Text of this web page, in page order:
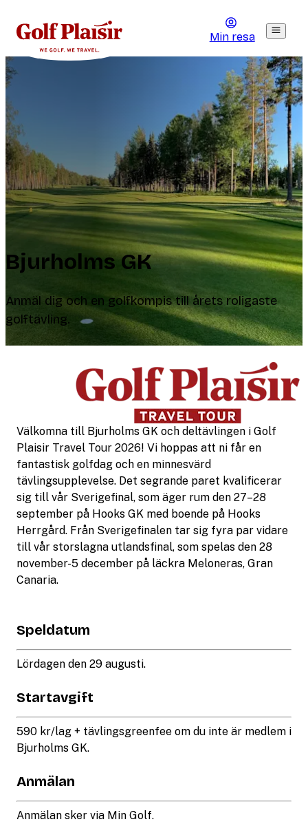
Min resa
Bjurholms GK
Anmäl dig och en golfkompis till årets roligaste
golftävling.
Välkomna till Bjurholms GK och deltävlingen i Golf
Plaisir Travel Tour 2026! Vi hoppas att ni får en
fantastisk golfdag och en minnesvärd
tävlingsupplevelse. Det segrande paret kvalificerar
sig till vår Sverigefinal, som äger rum den 27–28
september på Hooks GK med boende på Hooks
Herrgård. Från Sverigefinalen tar sig fyra par vidare
till vår storslagna utlandsfinal, som spelas den 28
november-5 december på läckra Meloneras, Gran
Canaria.
Speldatum
Lördagen den 29 augusti.
Startavgift
590 kr/lag + tävlingsgreenfee om du inte är medlem i
Bjurholms GK.
Anmälan
Anmälan sker via Min Golf.